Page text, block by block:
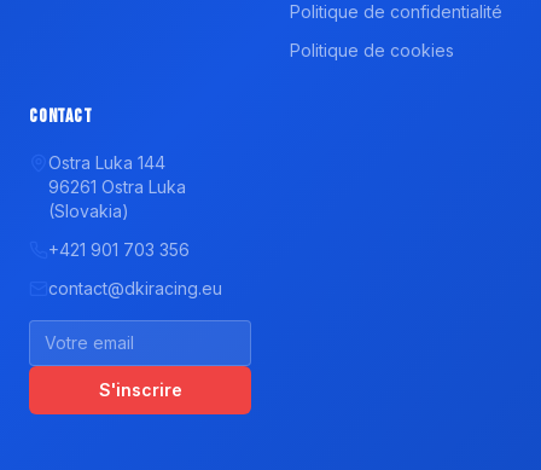
Politique de confidentialité
Politique de cookies
Contact
Ostra Luka 144
96261 Ostra Luka
(Slovakia)
+421 901 703 356
contact@dkiracing.eu
S'inscrire